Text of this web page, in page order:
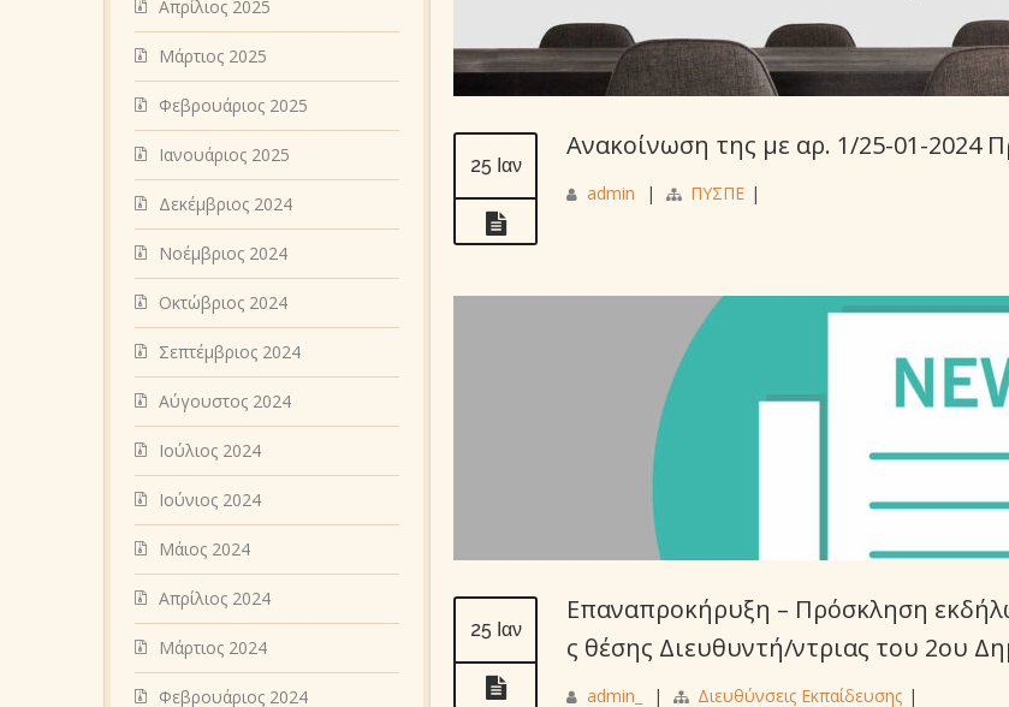
25 Ιαν
Ανακοίνωση της με αρ. 1/25-01-2024
admin | ΠΥΣΠΕ |
25 Ιαν
Επαναπροκήρυξη – Πρόσκληση
ς θέσης Διευθυντή/ντριας του 2ου
admin_ | Διευθύνσεις Εκπαίδευσης |
Απρίλιος 2025
Μάρτιος 2025
Φεβρουάριος 2025
Ιανουάριος 2025
Δεκέμβριος 2024
Νοέμβριος 2024
Οκτώβριος 2024
Σεπτέμβριος 2024
Αύγουστος 2024
Ιούλιος 2024
Ιούνιος 2024
Μάιος 2024
Απρίλιος 2024
Μάρτιος 2024
Φεβρουάριος 2024